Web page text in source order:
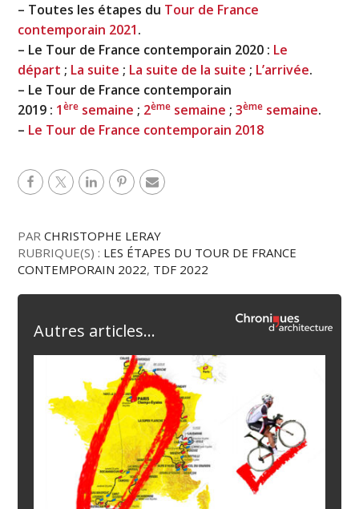
– Toutes les étapes du Tour de France
contemporain 2021.
– Le Tour de France contemporain 2020 : Le
départ ; La suite ; La suite de la suite ; L’arrivée.
– Le Tour de France contemporain
2019 : 1ère semaine ; 2ème semaine ;3ème semaine.
– Le Tour de France contemporain 2018
PARCHRISTOPHE LERAY
RUBRIQUE(S) : LES ÉTAPES DU TOUR DE FRANCE
CONTEMPORAIN 2022, TDF 2022
Autres articles...